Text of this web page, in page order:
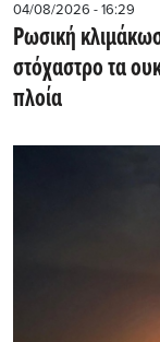
04/08/2026 - 16:29
Ρωσική
στόχαστρο τα
πλοία